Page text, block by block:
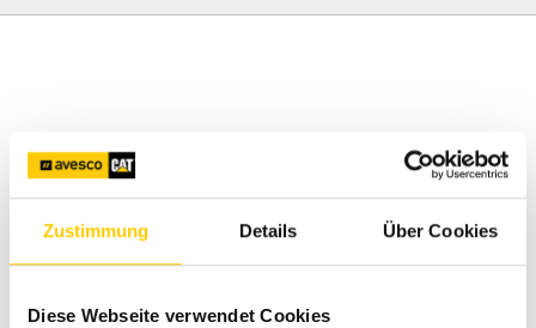
Zustimmung Details Über Cookies
Diese Webseite verwendet Cookies